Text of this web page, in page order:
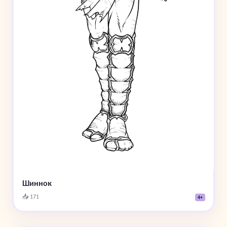
Шиннок
📥 171 4+